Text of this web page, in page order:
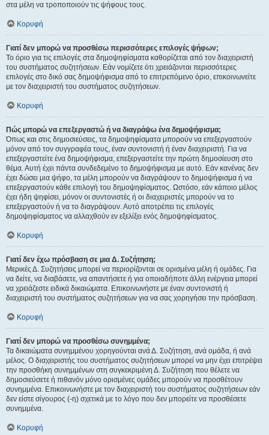
στα μέλη να τροποποιούν τις ψήφους τους.
Κορυφή
Γιατί δεν μπορώ να προσθέσω περισσότερες επιλογές ψήφων;
Το όριο για τις επιλογές στα δημοψηφίσματα καθορίζεται από τον διαχειριστή
του συστήματος συζητήσεων. Εάν νομίζετε ότι χρειάζονται περισσότερες
επιλογές στο δικό σας δημοψήφισμα από το επιτρεπόμενο όριο, επικοινωνείτε
με τον διαχειριστή του συστήματος συζητήσεων.
Κορυφή
Πώς μπορώ να επεξεργαστώ ή να διαγράψω ένα δημοψήφισμα;
Όπως και στις δημοσιεύσεις, τα δημοψηφίσματα μπορούν να επεξεργαστούν
μόνον από τον συγγραφέα τους, έναν συντονιστή ή έναν διαχειριστή. Για να
επεξεργαστείτε ένα δημοψήφισμα, επεξεργαστείτε την πρώτη δημοσίευση στο
θέμα. Αυτή έχει πάντα συνδεδεμένο το δημοψήφισμα με αυτό. Εάν κανένας δεν
έχει δώσει μια ψήφο, τα μέλη μπορούν να διαγράψουν το δημοψήφισμα ή να
επεξεργαστούν κάθε επιλογή του δημοψηφίσματος. Ωστόσο, εάν κάποιο μέλος
έχει ήδη ψηφίσει, μόνον οι συντονιστές ή οι διαχειριστές μπορούν να το
επεξεργαστούν ή να το διαγράψουν. Αυτό αποτρέπει τις επιλογές
δημοψηφίσματος να αλλαχθούν εν εξελίξει ενός δημοψηφίσματος.
Κορυφή
Γιατί δεν έχω πρόσβαση σε μια Δ. Συζήτηση;
Μερικές Δ. Συζητήσεις μπορεί να περιορίζονται σε ορισμένα μέλη ή ομάδες. Για
να δείτε, να διαβάσετε, να απαντήσετε ή για οποιαδήποτε άλλη ενέργεια μπορεί
να χρειάζεστε ειδικά δικαιώματα. Επικοινωνήστε με έναν συντονιστή ή
διαχειριστή του συστήματος συζητήσεων για να σας χορηγήσει την πρόσβαση.
Κορυφή
Γιατί δεν μπορώ να προσθέσω συνημμένα;
Τα δικαιώματα συνημμένου χορηγούνται ανά Δ. Συζήτηση, ανά ομάδα, ή ανά
μέλος. Ο διαχειριστής του συστήματος συζητήσεων μπορεί να μην έχει επιτρέψει
την προσθήκη συνημμένων στη συγκεκριμένη Δ. Συζήτηση που θέλετε να
δημοσιεύσετε ή πιθανόν μόνο ορισμένες ομάδες μπορούν να προσθέτουν
συνημμένα. Επικοινωνήστε με τον διαχειριστή του συστήματος συζητήσεων εάν
δεν είστε σίγουρος (-η) σχετικά με το λόγο που δεν μπορείτε να προσθέσετε
συνημμένα.
Κορυφή